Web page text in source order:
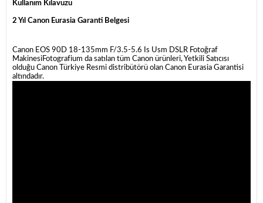
Canon EOS 90D 18-135mm F/3.5-5.6 Is Usm DSLR Fotoğraf
MakinesiFotografium da satılan tüm Canon ürünleri, Yetkili Satıcısı
olduğu Canon Türkiye Resmi distribütörü olan Canon Eurasia Garantisi
altındadır.
Kullanım Kılavuzu
2 Yıl Canon Eurasia Garanti Belgesi